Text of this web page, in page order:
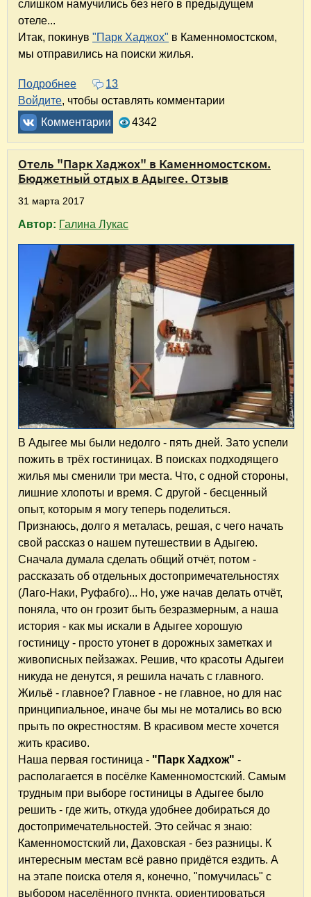
слишком намучились без него в предыдущем
отеле...
Итак, покинув "Парк Хаджох" в Каменномостском,
мы отправились на поиски жилья.
Подробнее о Гостевой дом "Пин" в Даховской.
13
Войдите, чтобы оставлять комментарии
Комментарии
4342
Отель "Парк Хаджох" в Каменномостском.
Бюджетный отдых в Адыгее. Отзыв
31 марта 2017
Автор: Галина Лукас
В Адыгее мы были недолго - пять дней. Зато успели
пожить в трёх гостиницах. В поисках подходящего
жилья мы сменили три места. Что, с одной стороны,
лишние хлопоты и время. С другой - бесценный
опыт, которым я могу теперь поделиться.
Признаюсь, долго я металась, решая, с чего начать
свой рассказ о нашем путешествии в Адыгею.
Сначала думала сделать общий отчёт, потом -
рассказать об отдельных достопримечательностях
(Лаго-Наки, Руфабго)... Но, уже начав делать отчёт,
поняла, что он грозит быть безразмерным, а наша
история - как мы искали в Адыгее хорошую
гостиницу - просто утонет в дорожных заметках и
живописных пейзажах. Решив, что красоты Адыгеи
никуда не денутся, я решила начать с главного.
Жильё - главное? Главное - не главное, но для нас
принципиальное, иначе бы мы не мотались во всю
прыть по окрестностям. В красивом месте хочется
жить красиво.
Наша первая гостиница - "Парк Хадхож" -
располагается в посёлке Каменномостский. Самым
трудным при выборе гостиницы в Адыгее было
решить - где жить, откуда удобнее добираться до
достопримечательностей. Это сейчас я знаю:
Каменномостский ли, Даховская - без разницы. К
интересным местам всё равно придётся ездить. А
на этапе поиска отеля я, конечно, "помучилась" с
выбором населённого пункта, ориентироваться